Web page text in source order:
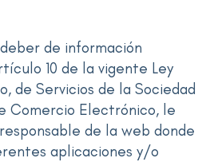
de información
10 de la vigente Ley
de Servicios de la Sociedad
Comercio Electrónico, le
de la web donde
aplicaciones y/o